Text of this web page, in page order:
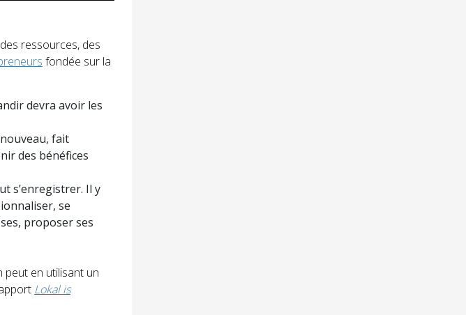
ressources, des
fondée sur la
devra avoir les
fait
des bénéfices
s’enregistrer. Il y
se
proposer ses
peut en utilisant un
Lokal is